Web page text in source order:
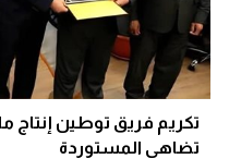
تكريم فريق توطين إنتاج
تضاهي المستوردة